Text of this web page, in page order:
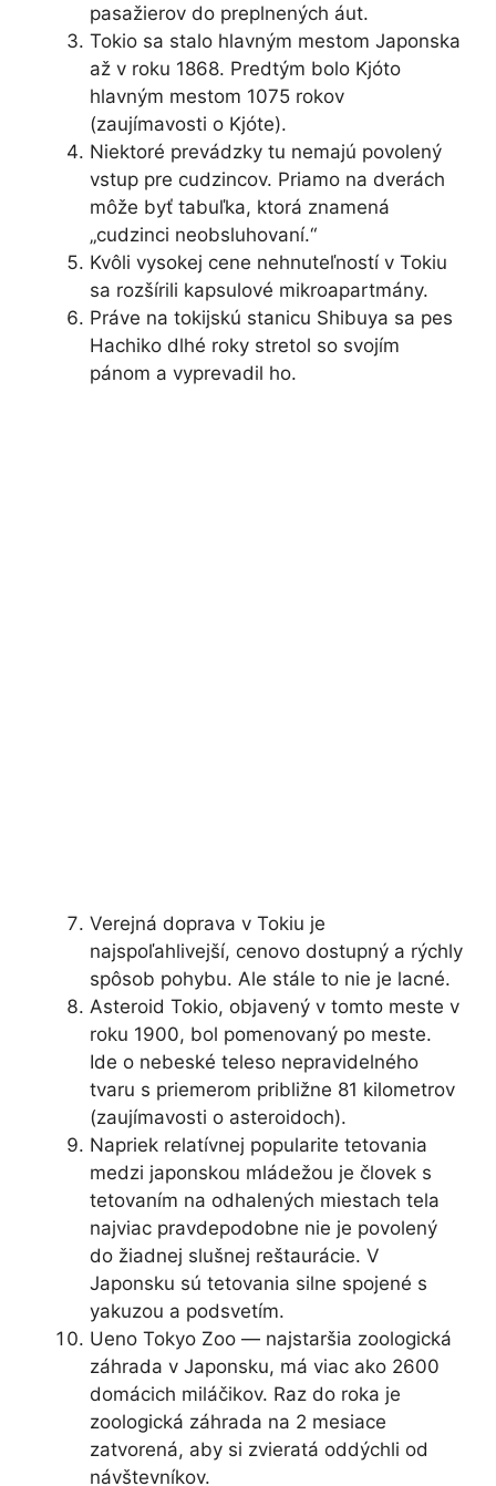
pasažierov do preplnených áut.
Tokio sa stalo hlavným mestom Japonska
až v roku 1868. Predtým bolo Kjóto
hlavným mestom 1075 rokov
(zaujímavosti o Kjóte).
Niektoré prevádzky tu nemajú povolený
vstup pre cudzincov. Priamo na dverách
môže byť tabuľka, ktorá znamená
„cudzinci neobsluhovaní.“
Kvôli vysokej cene nehnuteľností v Tokiu
sa rozšírili kapsulové mikroapartmány.
Práve na tokijskú stanicu Shibuya sa pes
Hachiko dlhé roky stretol so svojím
pánom a vyprevadil ho.
Verejná doprava v Tokiu je
najspoľahlivejší, cenovo dostupný a rýchly
spôsob pohybu. Ale stále to nie je lacné.
Asteroid Tokio, objavený v tomto meste v
roku 1900, bol pomenovaný po meste.
Ide o nebeské teleso nepravidelného
tvaru s priemerom približne 81 kilometrov
(zaujímavosti o asteroidoch).
Napriek relatívnej popularite tetovania
medzi japonskou mládežou je človek s
tetovaním na odhalených miestach tela
najviac pravdepodobne nie je povolený
do žiadnej slušnej reštaurácie. V
Japonsku sú tetovania silne spojené s
yakuzou a podsvetím.
Ueno Tokyo Zoo — najstaršia zoologická
záhrada v Japonsku, má viac ako 2600
domácich miláčikov. Raz do roka je
zoologická záhrada na 2 mesiace
zatvorená, aby si zvieratá oddýchli od
návštevníkov.